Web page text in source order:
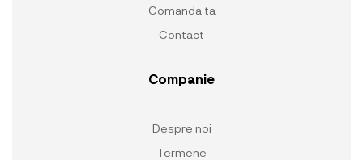
Comanda ta
Contact
Companie
Despre noi
Termene